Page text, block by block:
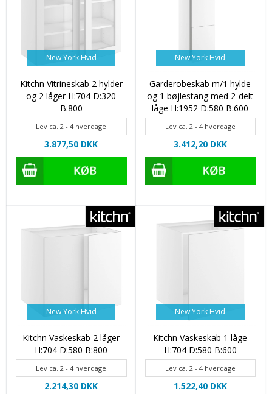
New York Hvid
Kitchn Vitrineskab 2 hylder
og 2 låger H:704 D:320
B:800
Lev ca. 2 - 4 hverdage
3.877,50 DKK
New York Hvid
Garderobeskab m/1 hylde
og 1 bøjlestang med 2-delt
låge H:1952 D:580 B:600
Lev ca. 2 - 4 hverdage
3.412,20 DKK
New York Hvid
Kitchn Vaskeskab 2 låger
H:704 D:580 B:800
Lev ca. 2 - 4 hverdage
2.214,30 DKK
New York Hvid
Kitchn Vaskeskab 1 låge
H:704 D:580 B:600
Lev ca. 2 - 4 hverdage
1.522,40 DKK